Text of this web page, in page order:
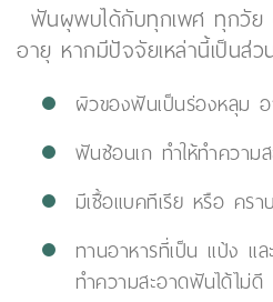
ฟันผุพบได้กับทุกเพศ ทุกวัย
อายุ หากมีปัจจัยเหล่านี้เป็นส่
ผิวของฟันเป็นร่องหลุม
ฟันซ้อนเก ทำให้ทำความ
มีเชื้อแบคทีเรีย หรือ คร
ทานอาหารที่เป็น แป้ง แ
ทำความสะอาดฟันได้ไม่ดี